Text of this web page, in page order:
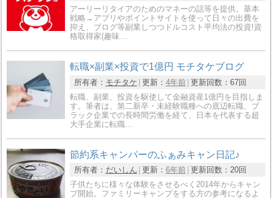
アーリーリタイアのためのマネーの話等を提供。基本
戦略→アプリやポイントサイトを使って日々の出費を
抑え、ブログ等副業しつつドルコスト平均法の投資!資
格取得家(趣味…
転職×副業×投資で1億円 モチタケブログ
所有者： モチタケ 更新： 4年前 更新回数： 67回
転職、副業、投資を駆使して金融資産1億円を目指しま
す。筆者は、第二新卒・未経験職種への底辺転職、ブ
ラック企業での長時間労働を経て、日本を代表する超
大手企業に転職…
節約系キャンパーのふぁみキャン日記♪
所有者： だいしん 更新： 6年前 更新回数： 20回
子供たちに様々な体験をさせるべく2014年からキャン
プ開始。ファミリーキャンプをする方の参考になるよ